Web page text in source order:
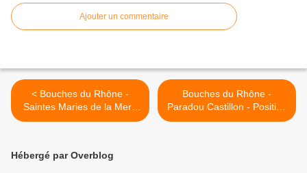
Ajouter un commentaire
< Bouches du Rhône -
Saintes Maries de la Mer -
Position église sur carte
Bouches du Rhône -
Paradou Castillon - Position
castrum sur carte >
Hébergé par Overblog